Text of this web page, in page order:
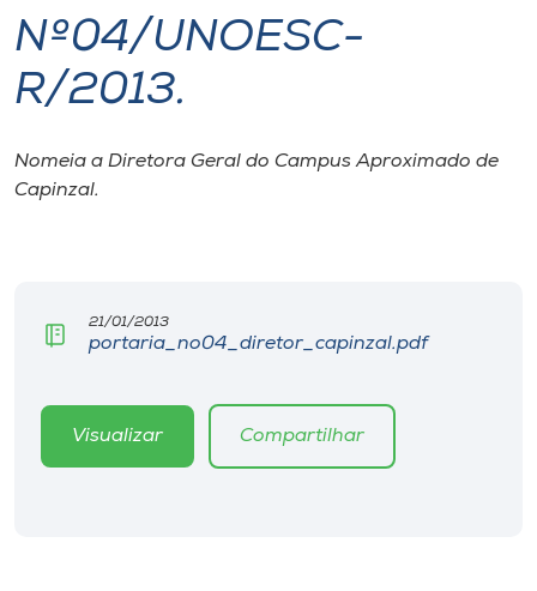
I.nova
Cultura
Biblioteca
Editora
Nº04/UNOESC-
R/2013.
Nomeia a Diretora Geral do Campus Aproximado de
Capinzal.
21/01/2013
portaria_no04_diretor_capinzal.pdf
Visualizar Compartilhar